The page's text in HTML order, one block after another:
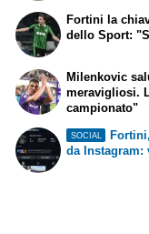
Fortini la
dello Sport:
Milenkovic
meravigliosi.
campionato"
SOCIAL
da